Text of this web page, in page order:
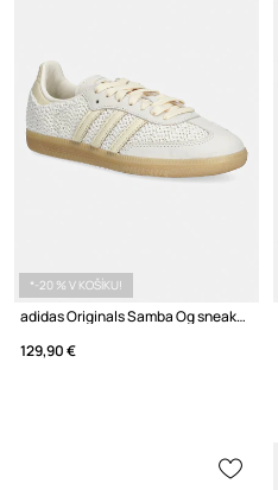
*-20 % V KOŠÍKU!
adidas Originals Samba Og sneakers dámske
129,90 €